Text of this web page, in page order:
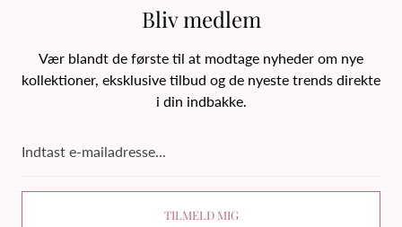
Bliv medlem
Vær blandt de første til at modtage nyheder om nye
kollektioner, eksklusive tilbud og de nyeste trends direkte
i din indbakke.
TILMELD MIG